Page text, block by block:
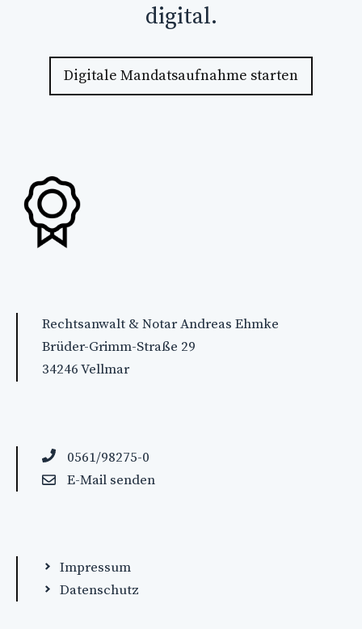
digital.
Digitale Mandatsaufnahme starten
Rechtsanwalt & Notar Andreas Ehmke
Brüder-Grimm-Straße 29
34246 Vellmar
0561/98275-0
E-Mail senden
Impressum
Datenschutz